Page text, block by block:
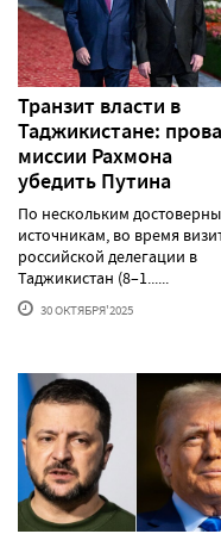
Транзит власти в
Таджикистане:
миссии Рахмона
убедить Путина
По нескольким
источникам, во время
российской делегации в
Таджикистан (8–1......
30 ОКТЯБРЯ'2025